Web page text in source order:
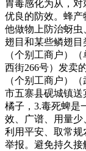
胃毒感化为从，
优良的防效。蜂
他做物上防治蚜虫
翅目和某些鳞翅
（个别工商户）
西街266号）发卖
（个别工商户）
市五寨县砚城镇送
橘子，3.毒死蜱是
效、广谱、用量少
利用平安、取常规
举报。避免持久接